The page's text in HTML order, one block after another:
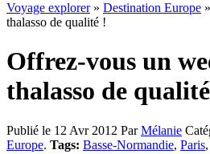
Voyage explorer» Destination Europe
thalasso de qualité !
Offrez-vous un
thalasso de
Publié le 12 Avr 2012 ParMélanie
Europe. Tags: Basse-Normandie, Paris,